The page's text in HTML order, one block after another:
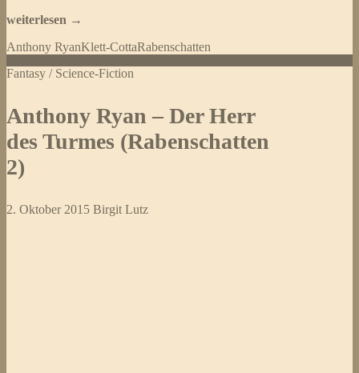
Anthony
–
Königin
Flammen
(Rabenschatten
3)
weiterlesen →
Anthony RyanKlett-CottaRabenschatten
Fantasy / Science-Fiction
Anthony Ryan – Der Herr
des Turmes (Rabenschatten
2)
2. Oktober 2015 Birgit Lutz